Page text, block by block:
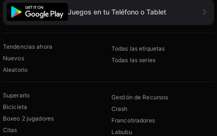
Juegos en tu Teléfono o Tablet
Tendencias ahora
Nuevos
Aleatorio
Todas las etiquetas
Todas las series
Superarlo
Bicicleta
Boxeo 2 jugadores
Citas
Gestión de Recursos
Crash
Francotiradores
Labubu